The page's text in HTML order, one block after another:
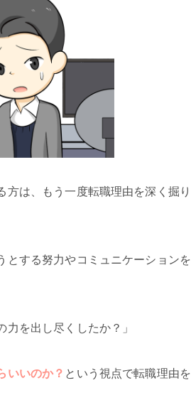
は、もう一度転職理由を深く掘り
とする努力やコミュニケーションを
力を出し尽くしたか？」
いいのか？ という視点で転職理由を